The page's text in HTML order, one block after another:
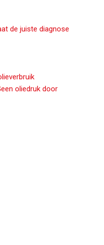
de juiste diagnose
oliedruk door